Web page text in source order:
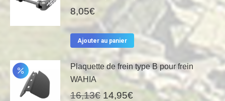
8,05€
Ajouter au panier
Plaquette de frein type B pour frein
WAHIA
16,13€ Le
14,95€Le